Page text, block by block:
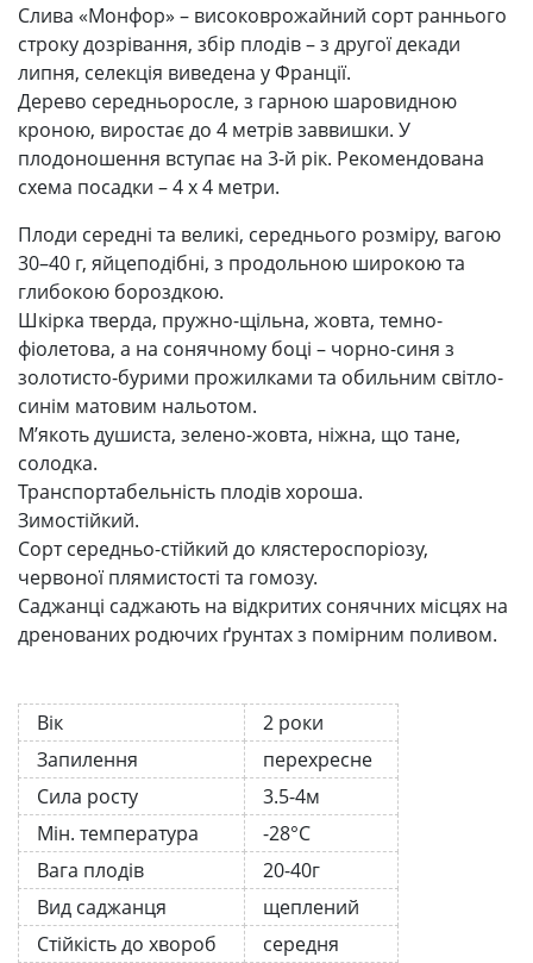
Слива «Монфор» – високоврожайний сорт раннього
строку дозрівання, збір плодів – з другої декади
липня, селекція виведена у Франції.
Дерево середньоросле, з гарною шаровидною
кроною, виростає до 4 метрів заввишки. У
плодоношення вступає на 3-й рік. Рекомендована
схема посадки – 4 х 4 метри.
Плоди середні та великі, середнього розміру, вагою
30–40 г, яйцеподібні, з продольною широкою та
глибокою бороздкою.
Шкірка тверда, пружно-щільна, жовта, темно-
фіолетова, а на сонячному боці – чорно-синя з
золотисто-бурими прожилками та обильним світло-
синім матовим нальотом.
М’якоть душиста, зелено-жовта, ніжна, що тане,
солодка.
Транспортабельність плодів хороша.
Зимостійкий.
Сорт середньо-стійкий до клястероспоріозу,
червоної плямистості та гомозу.
Саджанці саджають на відкритих сонячних місцях на
дренованих родючих ґрунтах з помірним поливом.
Вік
2 роки
Запилення
перехресне
Сила росту
3.5-4м
Мін. температура
-28°C
Вага плодів
20-40г
Вид саджанця
щеплений
Стійкість до хвороб
середня